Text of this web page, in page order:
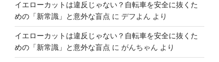
イエローカットは違反じゃない？自転車を安全に抜くた
めの「新常識」と意外な盲点 に デフよん より
イエローカットは違反じゃない？自転車を安全に抜くた
めの「新常識」と意外な盲点 に がんちゃん より